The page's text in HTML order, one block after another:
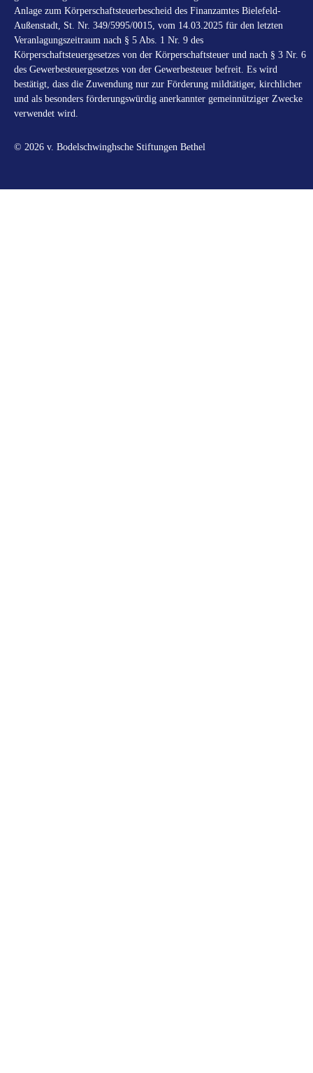
Anlage zum Körperschaftsteuerbescheid des Finanzamtes Bielefeld-
Außenstadt, St. Nr. 349/5995/0015, vom 14.03.2025 für den letzten
Veranlagungszeitraum nach § 5 Abs. 1 Nr. 9 des
Körperschaftsteuergesetzes von der Körperschaftsteuer und nach § 3 Nr. 6
des Gewerbesteuergesetzes von der Gewerbesteuer befreit. Es wird
bestätigt, dass die Zuwendung nur zur Förderung mildtätiger, kirchlicher
und als besonders förderungswürdig anerkannter gemeinnütziger Zwecke
verwendet wird.
© 2026 v. Bodelschwinghsche Stiftungen Bethel